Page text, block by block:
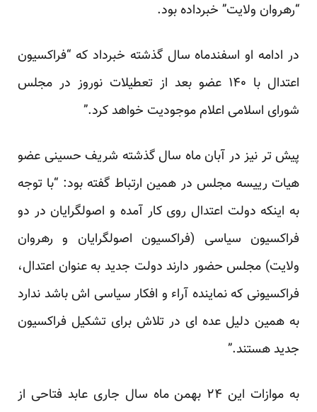
“رهروان ولایت” خبرداده بود.
در ادامه او اسفندماه سال گذشته خبرداد که “فراکسیون
اعتدال با ۱۴۰ عضو بعد از تعطیلات نوروز در مجلس
شورای اسلامی اعلام موجودیت خواهد کرد.”
پیش تر نیز در آبان ماه سال گذشته شریف حسینی عضو
هیات رییسه مجلس در همین ارتباط گفته بود: “با توجه
به اینکه دولت اعتدال روی کار آمده و اصولگرایان در دو
فراکسیون سیاسی (فراکسیون اصولگرایان و رهروان
ولایت) مجلس حضور دارند دولت جدید به عنوان اعتدال،
فراکسیونی که نماینده آراء و افکار سیاسی اش باشد ندارد
به همین دلیل عده ای در تلاش برای تشکیل فراکسیون
جدید هستند.”
به موازات این ۲۴ بهمن ماه سال جاری عابد فتاحی از